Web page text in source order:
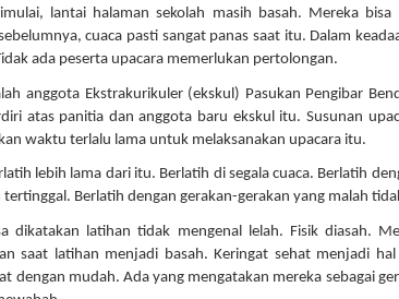
lantai halaman sekolah masih basah. Mereka
cuaca pasti sangat panas saat itu. Dalam
ada peserta upacara memerlukan pertolongan.
anggota Ekstrakurikuler (ekskul) Pasukan Pengibar
atas panitia dan anggota baru ekskul itu. Susunan
waktu terlalu lama untuk melaksanakan upacara itu.
lebih lama dari itu. Berlatih di segala cuaca. Berlatih
Berlatih dengan gerakan-gerakan yang malah
dikatakan latihan tidak mengenal lelah. Fisik diasah.
saat latihan menjadi basah. Keringat sehat menjadi
dengan mudah. Ada yang mengatakan mereka sebagai